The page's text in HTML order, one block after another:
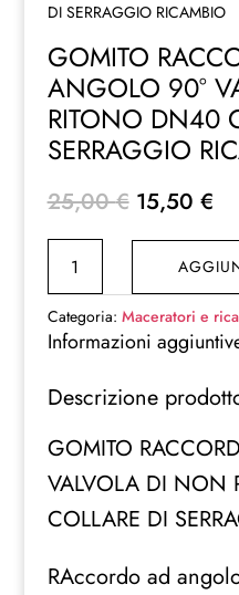
DI SERRAGGIO RICAMBIO
GOMITO
ANGOLO 90°
RITONO DN40
SERRAGGIO
25,00€ Il
originale
era:
25,00 €.
15,50 €Il
è:
RACCORDO
AD
ANGOLO
VALVOLA
NON
RITONO
DN40
DI
Categoria: Maceratori e
Informazioni
Descrizione
GOMITO
VALVOLA DI NON
COLLARE DI
RAccordo ad